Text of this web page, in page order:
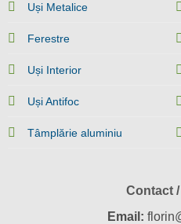
Uși Metalice
Ferestre
Uși Interior
Uși Antifoc
Tâmplărie aluminiu
Contact
Email: